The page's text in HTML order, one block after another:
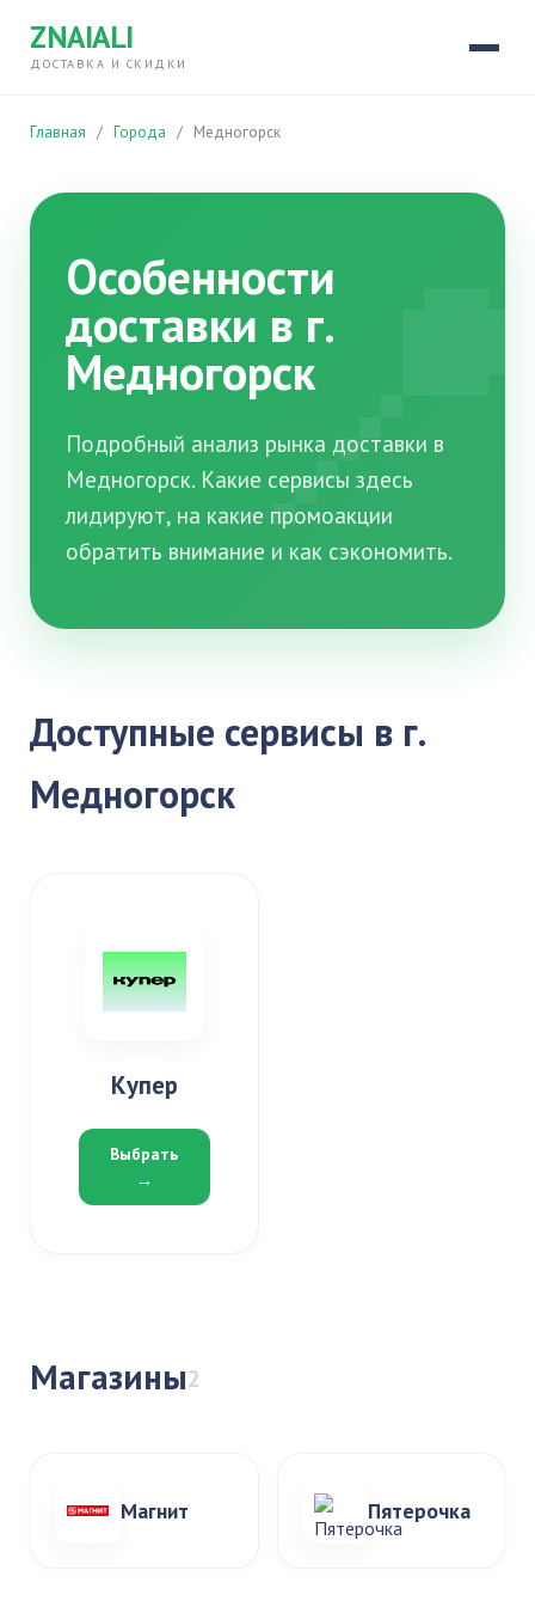
ZNAIALI
ДОСТАВКА И СКИДКИ
Главная / Города / Медногорск
Особенности
доставки в г.
Медногорск
Подробный анализ рынка доставки в
Медногорск. Какие сервисы здесь
лидируют, на какие промоакции
обратить внимание и как сэкономить.
Доступные сервисы в г.
Медногорск
Купер
Выбрать
→
Магазины2
Магнит Пятерочка